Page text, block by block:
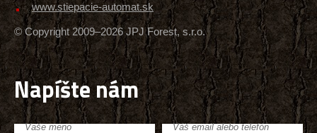
www.stiepacie-automat.sk
© Copyright 2009–2026 JPJ Forest, s.r.o.
Napíšte nám
Vaše meno Váš email alebo telefón